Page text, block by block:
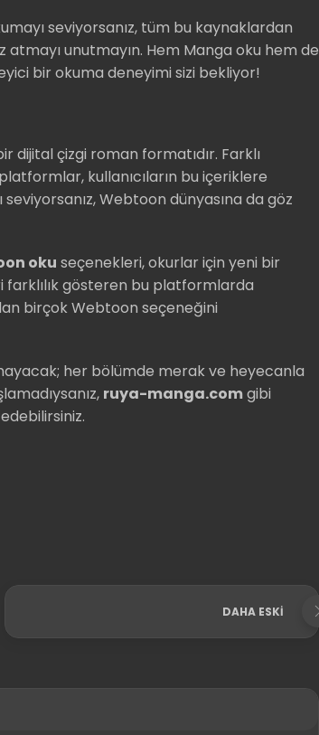
seviyorsanız, tüm bu kaynaklardan
unutmayın. Hem Manga oku hem de
bir okuma deneyimi sizi bekliyor!
çizgi roman formatıdır. Farklı
kullanıcıların bu içeriklere
Webtoon dünyasına da göz
oku seçenekleri, okurlar için yeni bir
farklılık gösteren bu platformlarda
birçok Webtoon seçeneğini
her bölümde merak ve heyecanla
ruya-manga.comgibi
DAHA ESKI